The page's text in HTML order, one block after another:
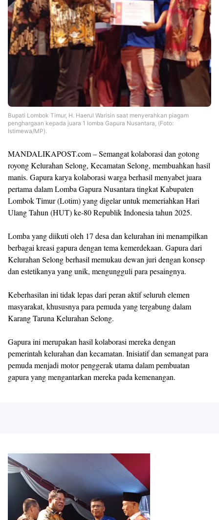
Bupati Lombok Timur, H. Haerul Warisin saat menyerahkan piagam
penghargaan kepada juara 1 lomba Gapura Nusantara, (Foto:
Istimewa/MP).
MANDALIKAPOST.com – Semangat kolaborasi dan gotong
royong Kelurahan Selong, Kecamatan Selong, membuahkan hasil
manis. Gapura karya kolaborasi warga berhasil menyabet juara
pertama dalam Lomba Gapura Nusantara tingkat Kabupaten
Lombok Timur (Lotim) yang digelar untuk memeriahkan Hari
Ulang Tahun (HUT) ke-80 Republik Indonesia tahun 2025.
Lomba yang diikuti oleh 17 desa dan kelurahan ini menampilkan
berbagai kreasi gapura dengan tema kemerdekaan. Gapura dari
Kelurahan Selong berhasil memukau dewan juri dengan konsep
dan estetikanya yang unik, mengungguli para pesaingnya.
Keberhasilan ini tidak lepas dari peran aktif seluruh elemen
masyarakat, khususnya para pemuda yang tergabung dalam
Karang Taruna Kelurahan Selong.
Gapura ini merupakan hasil kolaborasi mereka dengan
pemerintah kelurahan dan kecamatan. Inisiatif dan semangat para
pemuda menjadi motor penggerak utama dalam pembuatan
gapura yang mengantarkan mereka pada kemenangan.